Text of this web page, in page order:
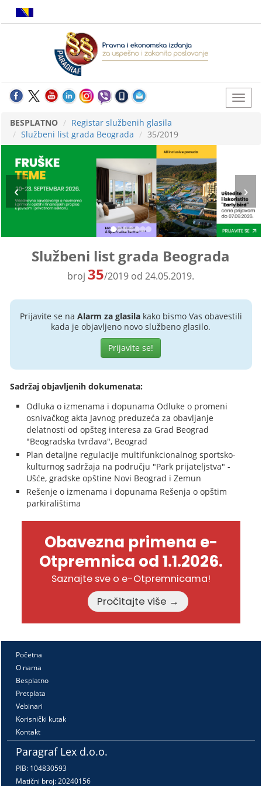
BESPLATNO
Registar službenih glasila
Službeni list grada Beograda
35/2019
Službeni list grada Beograda
broj 35/2019 od 24.05.2019.
Prijavite se na Alarm za glasilakako bismo Vas obavestili
kada je objavljeno novo službeno glasilo.
Prijavite se!
Sadržaj objavljenih dokumenata:
Odluka o izmenama i dopunama Odluke o promeni
osnivačkog akta Javnog preduzeća za obavljanje
delatnosti od opšteg interesa za Grad Beograd
"Beogradska tvrđava", Beograd
Plan detaljne regulacije multifunkcionalnog sportsko-
kulturnog sadržaja na području "Park prijateljstva" -
Ušće, gradske opštine Novi Beograd i Zemun
Rešenje o izmenama i dopunama Rešenja o opštim
parkiralištima
Obavezna primena e-
Otpremnica od 1.1.2026.
Saznajte sve o e-Otpremnicama!
Pročitajte više →
Početna
O nama
Besplatno
Pretplata
Vebinari
Korisnički kutak
Kontakt
Paragraf Lex d.o.o.
PIB: 104830593
Matični broj: 20240156